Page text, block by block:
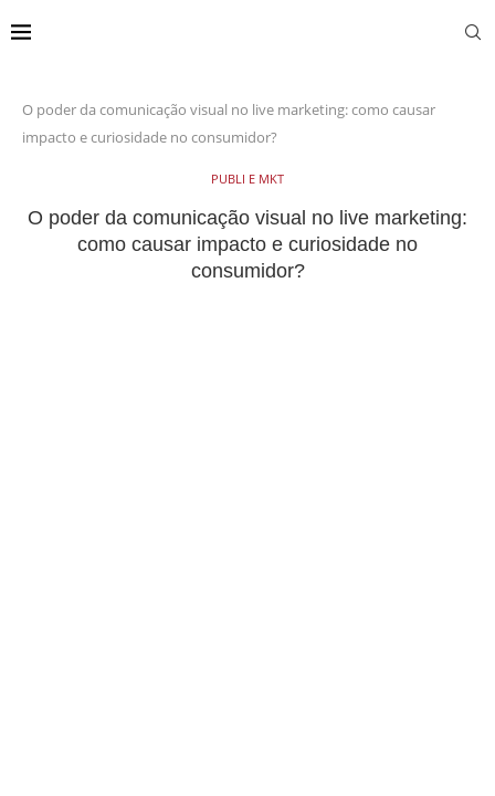
O poder da comunicação visual no live marketing: como causar
impacto e curiosidade no consumidor?
PUBLI E MKT
O poder da comunicação visual no live marketing:
como causar impacto e curiosidade no
consumidor?